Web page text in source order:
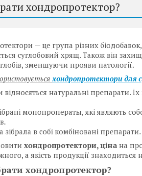
хондропротектор?
— це група різних
суглобовий хрящ. Також він
зменшуючи прояви патології.
хондропротектори для
натуральні препарати.
монопроператы, які являють
в собі комбіновані препарати.
хондропротектори, ціна на
а якість продукції знаходиться
хондропротектор?